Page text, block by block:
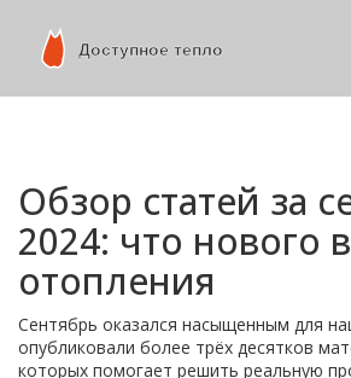
Обзор статей за
2024: что нового
отопления
Сентябрь оказался насыщенным для
опубликовали более трёх десятков
которых помогает решить реальную